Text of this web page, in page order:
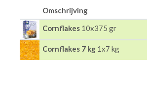
Omschrijving
Cornflakes 10x375 gr
Cornflakes 7 kg 1x7 kg